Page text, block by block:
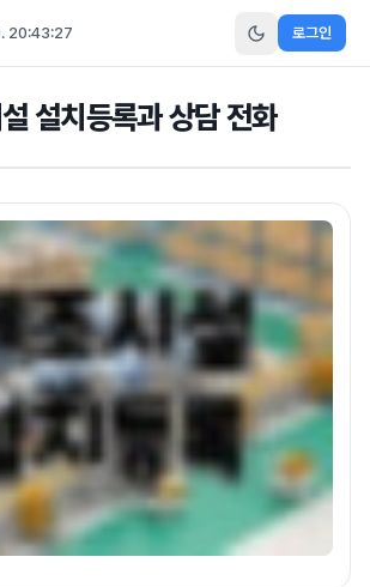
20:43:27 로그인
설치등록과 상담 전화